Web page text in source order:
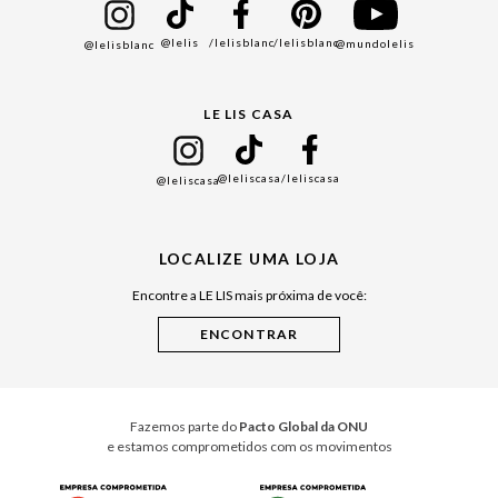
Black Friday
Cuidados Casa
@lelisblanc @lelis /lelisblanc/lelisblanc@mundolelis
LE LIS CASA
@leliscasa@leliscasa/leliscasa
LOCALIZE UMA LOJA
Encontre a LE LIS mais próxima de você:
Fazemos parte do Pacto Global da ONU
e estamos comprometidos com os movimentos